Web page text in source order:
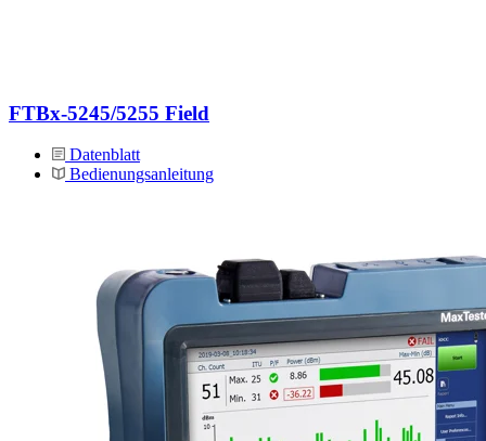
FTBx-5245/5255 Field
Datenblatt
Bedienungsanleitung